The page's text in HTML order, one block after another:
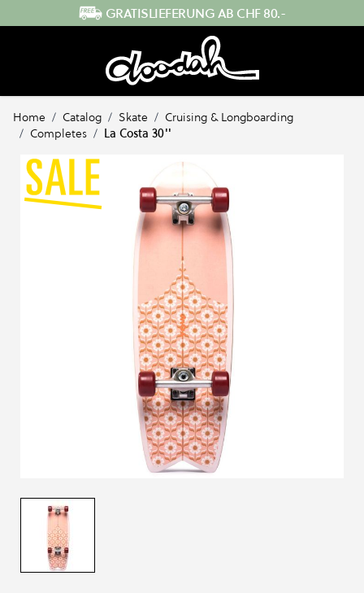
Direkt zum Inhalt GRATISLIEFERUNG AB CHF 80.-
Home / Catalog / Skate / Cruising & Longboarding
/ Completes / La Costa 30''